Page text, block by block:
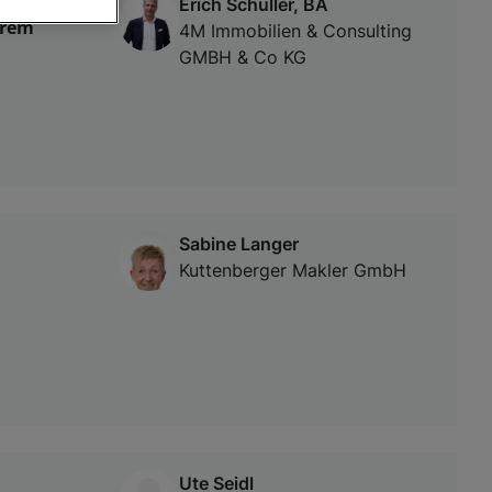
4M Immobilien & Consulting
GMBH & Co KG
Sabine Langer
Kuttenberger Makler GmbH
Ute Seidl
der